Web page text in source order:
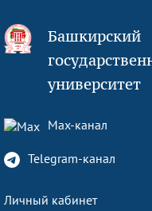
Башкирский
университет
Max-канал
Telegram-канал
Личный кабинет